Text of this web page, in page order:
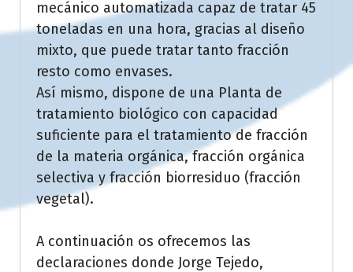
mecánico automatizada capaz de tratar 45
toneladas en una hora, gracias al diseño
mixto, que puede tratar tanto fracción
resto como envases.
Así mismo, dispone de una Planta de
tratamiento biológico con capacidad
suficiente para el tratamiento de fracción
de la materia orgánica, fracción orgánica
selectiva y fracción biorresiduo (fracción
vegetal).
A continuación os ofrecemos las
declaraciones donde Jorge Tejedo,